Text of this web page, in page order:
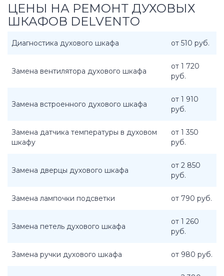
ЦЕНЫ НА РЕМОНТ ДУХОВЫХ
ШКАФОВ DELVENTO
Диагностика духового шкафа от 510 руб.
Замена вентилятора духового шкафа
от 1 720
руб.
Замена встроенного духового шкафа
от 1 910
руб.
Замена датчика температуры в духовом
шкафу
от 1 350
руб.
Замена дверцы духового шкафа
от 2 850
руб.
Замена лампочки подсветки от 790 руб.
Замена петель духового шкафа
от 1 260
руб.
Замена ручки духового шкафа от 980 руб.